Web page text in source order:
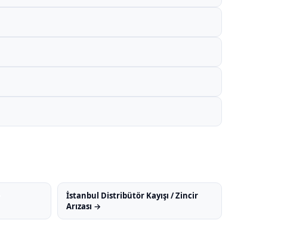
İstanbul Distribütör Kayışı / Zincir
Arızası →